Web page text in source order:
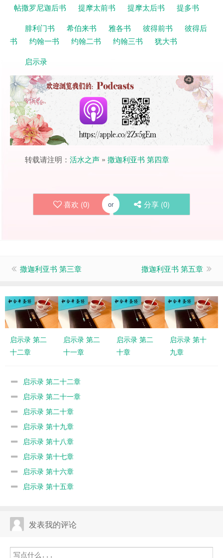
帖撒罗尼迦后书
提摩太前书 提摩太后书
提多书
腓利门书
希伯来书 雅各书 彼得前书
彼得后
书
约翰一书 约翰二书 约翰三书
犹大书
启示录
转载请注明： 活水之声 » 撒迦利亚书 第四章
喜欢 (0) or 分享 (0)
撒迦利亚书 第三章 撒迦利亚书 第五章
启示录 第二
十二章
启示录 第二
十一章
启示录 第二
十章
启示录 第十
九章
启示录 第二十二章
启示录 第二十一章
启示录 第二十章
启示录 第十九章
启示录 第十八章
启示录 第十七章
启示录 第十六章
启示录 第十五章
发表我的评论